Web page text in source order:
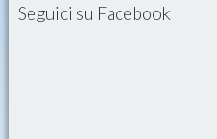
Seguici su Facebook